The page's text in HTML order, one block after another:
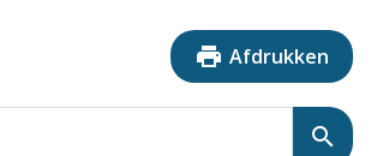
print Afdrukken
search